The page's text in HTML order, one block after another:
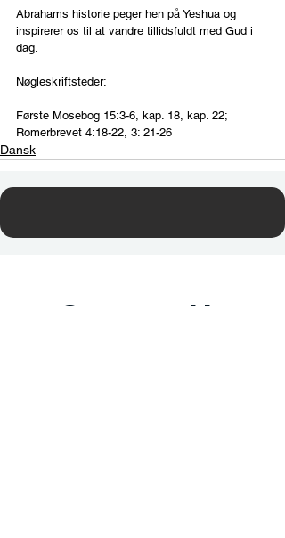
Abrahams historie peger hen på Yeshua og
inspirerer os til at vandre tillidsfuldt med Gud i
dag.
Nøgleskriftsteder:
Første Mosebog 15:3-6, kap. 18, kap. 22;
Romerbrevet 4:18-22, 3: 21-26
Dansk
Contact Us